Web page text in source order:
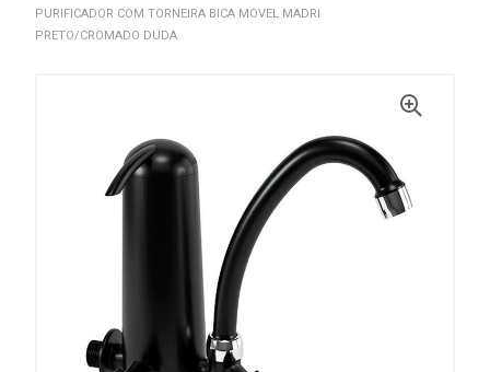
PURIFICADOR COM TORNEIRA BICA MOVEL MADRI
PRETO/CROMADO DUDA